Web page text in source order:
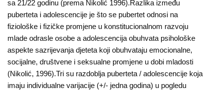
sa 21/22 godinu (prema Nikolić 1996).Razlika između
puberteta i adolescencije je što se pubertet odnosi na
fiziološke i fizičke promjene u konstitucionalnom razvoju
mlade odrasle osobe a adolescencija obuhvata psihološke
aspekte sazrijevanja djeteta koji obuhvataju emocionalne,
socijalne, društvene i seksualne promjene u dobi mladosti
(Nikolić, 1996).Tri su razdoblja puberteta / adolescencije koja
imaju individualne varijacije (+/- jedna godina) u pogledu